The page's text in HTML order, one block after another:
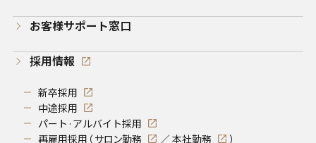
お客様サポート窓口
採用情報
新卒採用
中途採用
パート·アルバイト採用
再雇用採用（ サロン勤務 ／本社勤務
）